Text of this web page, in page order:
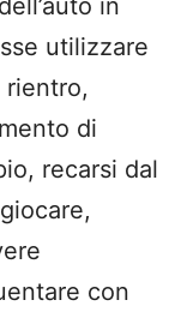
in
utilizzare
rientro,
di
recarsi dal
con